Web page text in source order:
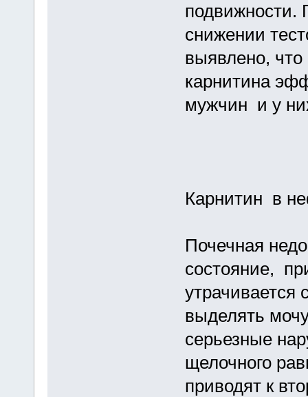
подвижности.
снижении
выявлено,
карнитина
мужчин и у
Карнитин в
Почечная
состояние,
утрачивается
выделять
серьезные
щелочного
приводят к